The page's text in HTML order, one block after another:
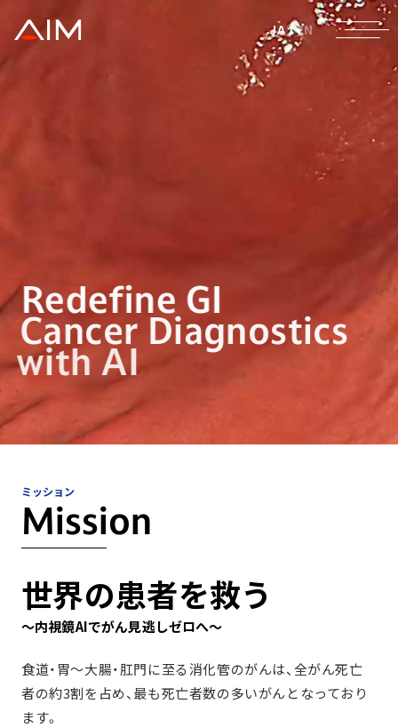
株式会社AIメディカル
JA/EN
Redefine GI
Cancer Diagnostics
with AI
ミッション
Mission
世界の患者を救う
～内視鏡AIでがん見逃しゼロへ～
食道・胃～大腸・肛門に至る消化管のがんは、全がん死亡
者の約3割を占め、最も死亡者数の多いがんとなっており
ます。